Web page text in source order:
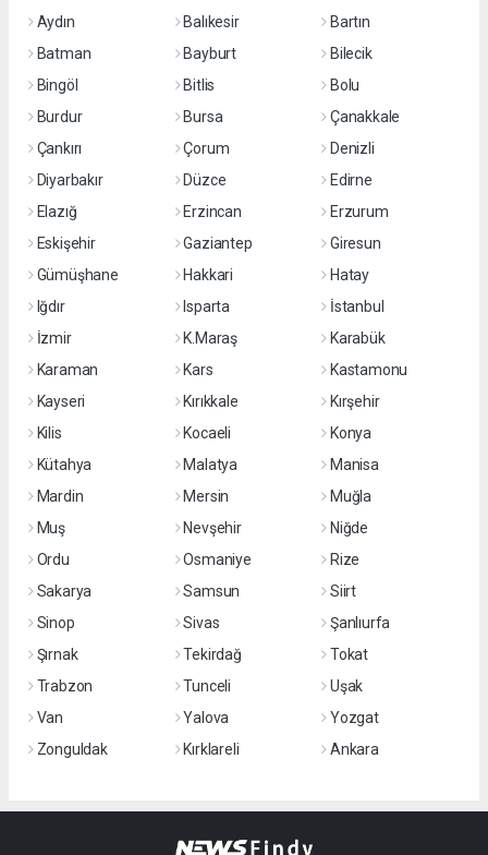
Aydın
Balıkesir
Bartın
Batman
Bayburt
Bilecik
Bingöl
Bitlis
Bolu
Burdur
Bursa
Çanakkale
Çankırı
Çorum
Denizli
Diyarbakır
Düzce
Edirne
Elazığ
Erzincan
Erzurum
Eskişehir
Gaziantep
Giresun
Gümüşhane
Hakkari
Hatay
Iğdır
Isparta
İstanbul
İzmir
K.Maraş
Karabük
Karaman
Kars
Kastamonu
Kayseri
Kırıkkale
Kırşehir
Kilis
Kocaeli
Konya
Kütahya
Malatya
Manisa
Mardin
Mersin
Muğla
Muş
Nevşehir
Niğde
Ordu
Osmaniye
Rize
Sakarya
Samsun
Siirt
Sinop
Sivas
Şanlıurfa
Şırnak
Tekirdağ
Tokat
Trabzon
Tunceli
Uşak
Van
Yalova
Yozgat
Zonguldak
Kırklareli Ankara